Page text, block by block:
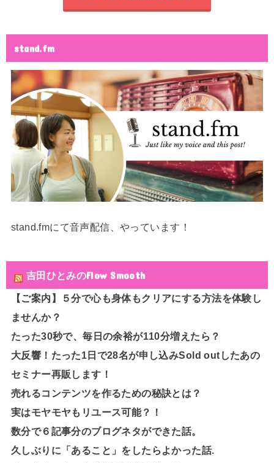
stand.fm
stand.fmにて音声配信、やっています！
吉田ひとみのFlow Smooth
【ご案内】５分で心も身体もクリアにする方法を体験し
ませんか？
たった30秒で、毎日の余裕が110分増えたら？
大反響！たった1日で28名が申し込みSold outしたあの
セミナー再販します！
売れるコンテンツを作るための秘訣とは？
実はモヤモヤもリユース可能？！
数分で６記事分のブログネタができた話。
久しぶりに「あること」をしたらよかった話.